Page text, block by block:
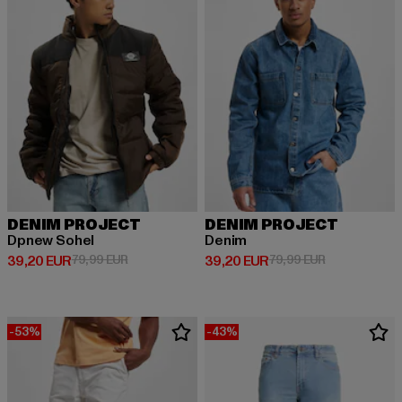
DENIM PROJECT
Dpnew Sohel
39,20 EUR
Derzeitiger Preis: 39,20 EUR
79,99 EURAktionspreis: 79,99 EUR
DENIM PROJECT
Denim
39,20 EUR
Derzeitiger Preis: 39,20 EUR
79,99 EURAktionspreis:
-53% -43%